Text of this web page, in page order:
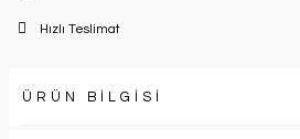
Hızlı Teslimat
ÜRÜN BİLGİSİ